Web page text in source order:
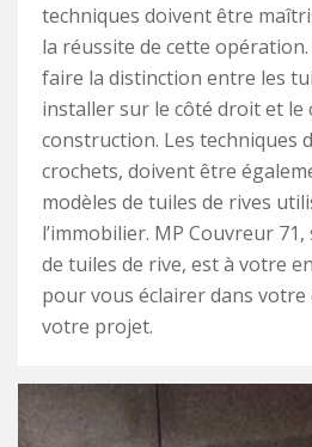
techniques doivent être
la réussite de cette
faire la distinction entre les
installer sur le côté droit et le
construction. Les techniques
crochets, doivent être
modèles de tuiles de rives
l’immobilier. MP Couvreur
de tuiles de rive, est à votre
pour vous éclairer dans
votre projet.